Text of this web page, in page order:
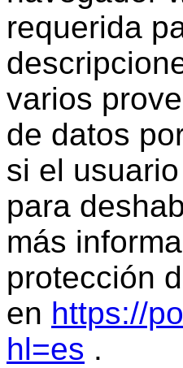
requerida
varios
de datos
si el
para
más
protección
en https://
hl=es .